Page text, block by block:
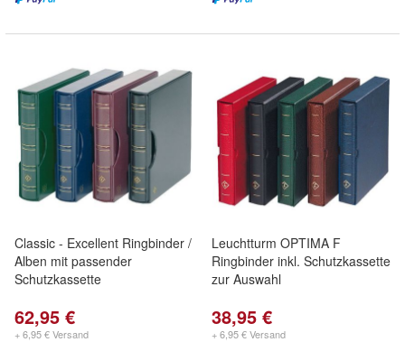
Classic - Excellent Ringbinder /
Alben mit passender
Schutzkassette
62,95 €
+ 6,95 € Versand
Leuchtturm OPTIMA F
Ringbinder inkl. Schutzkassette
zur Auswahl
38,95 €
+ 6,95 € Versand